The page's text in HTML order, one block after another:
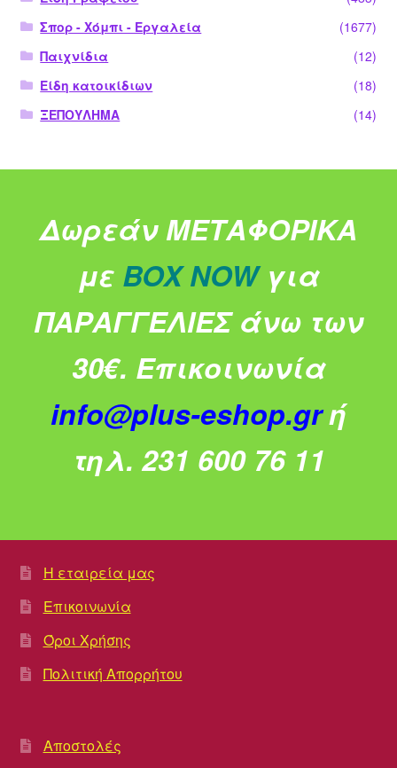
Σπορ - Χόμπι - Εργαλεία
(1677)
Παιχνίδια
(12)
Είδη κατοικίδιων
(18)
ΞΕΠΟΥΛΗΜΑ
(14)
Δωρεάν ΜΕΤΑΦΟΡΙΚΑ
με BOX NOW για
ΠΑΡΑΓΓΕΛΙΕΣ άνω των
30€. Επικοινωνία
info@plus-eshop.grή
τηλ. 231 600 76 11
Η εταιρεία μας
Επικοινωνία
Όροι Χρήσης
Πολιτική Απορρήτου
Αποστολές